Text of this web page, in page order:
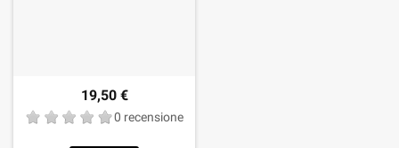
19,50 €
0 recensione